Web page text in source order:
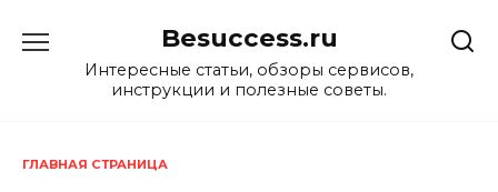
содержанию
Besuccess.ru
Интересные статьи, обзоры сервисов,
инструкции и полезные советы.
ГЛАВНАЯ СТРАНИЦА